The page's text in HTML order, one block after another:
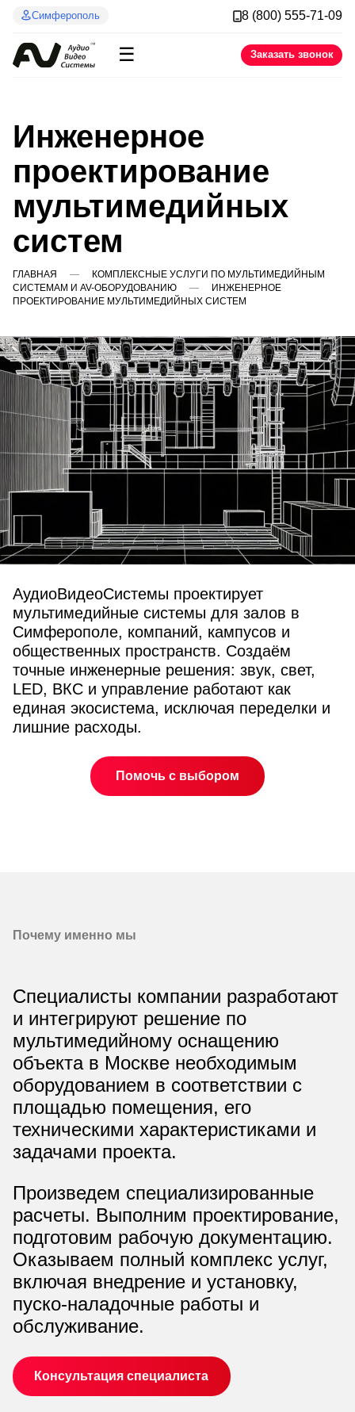
Симферополь 8 (800) 555-71-09
☰ Заказать звонок
Инженерное
проектирование
мультимедийных
систем
ГЛАВНАЯ
КОМПЛЕКСНЫЕ УСЛУГИ ПО МУЛЬТИМЕДИЙНЫМ
СИСТЕМАМ И AV-ОБОРУДОВАНИЮ
ИНЖЕНЕРНОЕ
ПРОЕКТИРОВАНИЕ МУЛЬТИМЕДИЙНЫХ СИСТЕМ
АудиоВидеоСистемы проектирует
мультимедийные системы для залов в
Симферополе, компаний, кампусов и
общественных пространств. Создаём
точные инженерные решения: звук, свет,
LED, ВКС и управление работают как
единая экосистема, исключая переделки и
лишние расходы.
Помочь с выбором
Почему именно мы
Специалисты компании разработают
и интегрируют решение по
мультимедийному оснащению
объекта в Москве необходимым
оборудованием в соответствии с
площадью помещения, его
техническими характеристиками и
задачами проекта.
Произведем специализированные
расчеты. Выполним проектирование,
подготовим рабочую документацию.
Оказываем полный комплекс услуг,
включая внедрение и установку,
пуско-наладочные работы и
обслуживание.
Консультация специалиста